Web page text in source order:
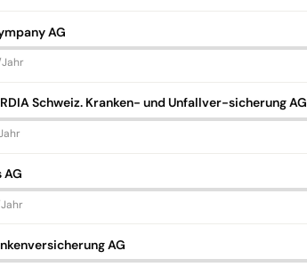
AG
Schweiz. Kranken- und Unfallver-sicherung AG
AG
AG